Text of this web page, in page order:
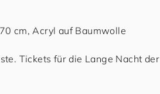
cm, Acryl auf Baumwolle
Tickets für die Lange Nacht der